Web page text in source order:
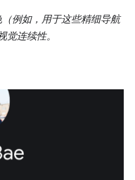
例如，用于这些精细导航
觉连续性。